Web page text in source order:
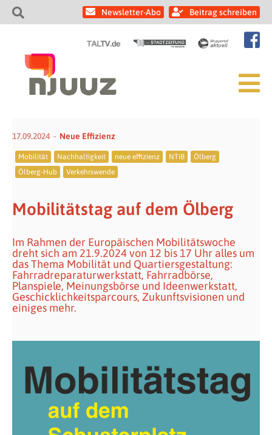
Newsletter-Abo Beitrag schreiben
17.09.2024 Neue Effizienz
Mobilität Nachhaltigkeit neue effizienz NTiB
Ölberg
Ölberg-Hub
Verkehrswende
Mobilitätstag auf dem Ölberg
Im Rahmen der Europäischen Mobilitätswoche
dreht sich am 21.9.2024 von 12 bis 17 Uhr alles um
das Thema Mobilität und Quartiersgestaltung:
Fahrradreparaturwerkstatt, Fahrradbörse,
Planspiele, Meinungsbörse und Ideenwerkstatt,
Geschicklichkeitsparcours, Zukunftsvisionen und
einiges mehr.